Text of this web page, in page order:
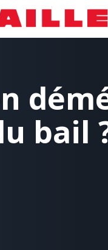
bail